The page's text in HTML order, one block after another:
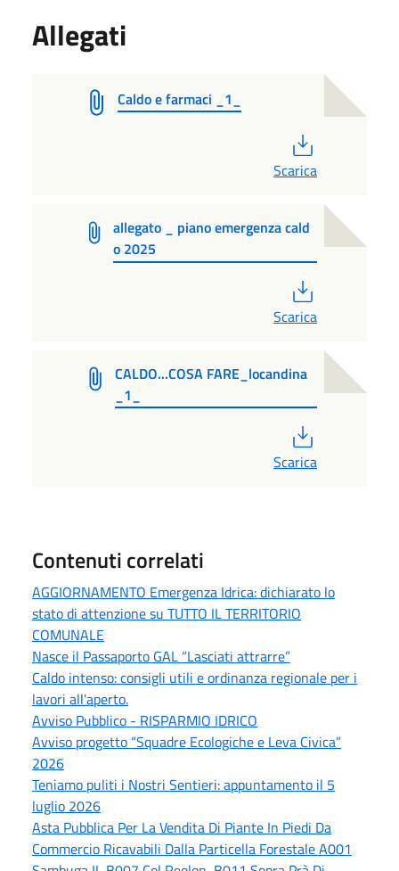
Allegati
Caldo e farmaci _1_
Scarica
allegato _ piano emergenza cald
o 2025
Scarica
CALDO...COSA FARE_locandina
_1_
Scarica
Contenuti correlati
AGGIORNAMENTO Emergenza Idrica: dichiarato lo
stato di attenzione su TUTTO IL TERRITORIO
COMUNALE
Nasce il Passaporto GAL “Lasciati attrarre”
Caldo intenso: consigli utili e ordinanza regionale per i
lavori all'aperto.
Avviso Pubblico - RISPARMIO IDRICO
Avviso progetto “Squadre Ecologiche e Leva Civica”
2026
Teniamo puliti i Nostri Sentieri: appuntamento il 5
luglio 2026
Asta Pubblica Per La Vendita Di Piante In Piedi Da
Commercio Ricavabili Dalla Particella Forestale A001